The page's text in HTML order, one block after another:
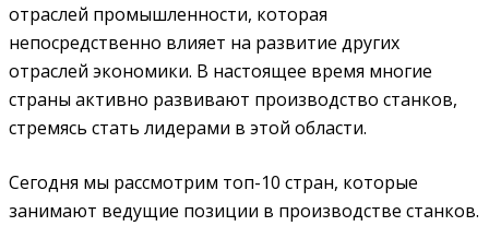
отраслей промышленности, которая
непосредственно влияет на развитие других
отраслей экономики. В настоящее время многие
страны активно развивают производство станков,
стремясь стать лидерами в этой области.
Сегодня мы рассмотрим топ-10 стран, которые
занимают ведущие позиции в производстве станков.